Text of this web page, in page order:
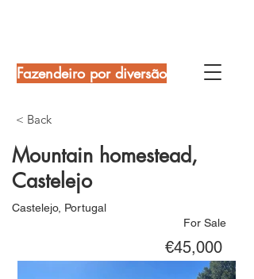
Fazendeiro por diversão
< Back
Mountain homestead,
Castelejo
Castelejo, Portugal
For Sale
€45,000